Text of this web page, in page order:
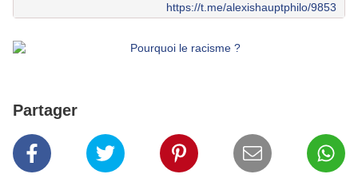
https://t.me/alexishauptphilo/9853
Partager